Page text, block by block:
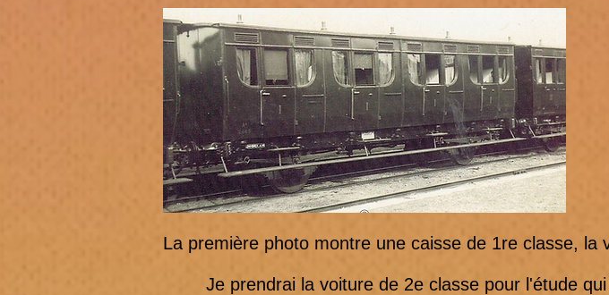
La première photo montre une caisse de 1re classe, la
Je prendrai la voiture de 2e classe pour l'étude qui